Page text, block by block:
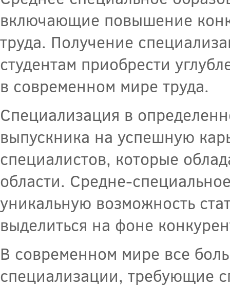
включающие повышение
труда. Получение
студентам приобрести
в современном мире труда.
Специализация в
выпускника на успешную
специалистов, которые
области. Средне-
уникальную возможность
выделиться на фоне
В современном мире все
специализации, требующие